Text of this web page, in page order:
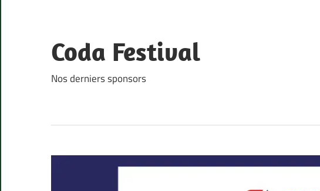
content
Coda Festival
Nos derniers sponsors